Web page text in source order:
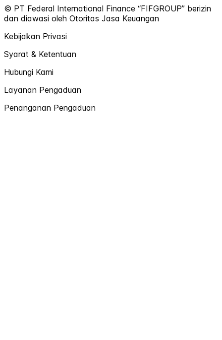
© PT Federal International Finance “FIFGROUP” berizin
dan diawasi oleh Otoritas Jasa Keuangan
Kebijakan Privasi
Syarat & Ketentuan
Hubungi Kami
Layanan Pengaduan
Penanganan Pengaduan